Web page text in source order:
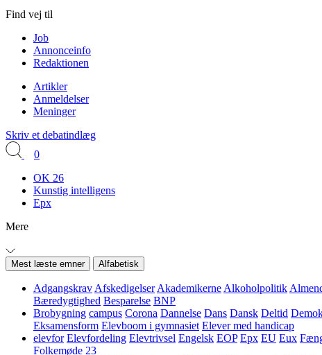
Find vej til
Job
Annonceinfo
Redaktionen
Artikler
Anmeldelser
Meninger
Skriv et debatindlæg
0
OK 26
Kunstig intelligens
Epx
Mere
Mest læste emner Alfabetisk
Adgangskrav Afskedigelser Akademikerne Alkoholpolitik
Bæredygtighed Besparelse BNP
Brobygning campus Corona Dannelse Dans Dansk Deltid
Eksamensform Elevboom i gymnasiet Elever med handicap
elevfor Elevfordeling Elevtrivsel Engelsk EOP Epx EU Eux
Folkemøde 23